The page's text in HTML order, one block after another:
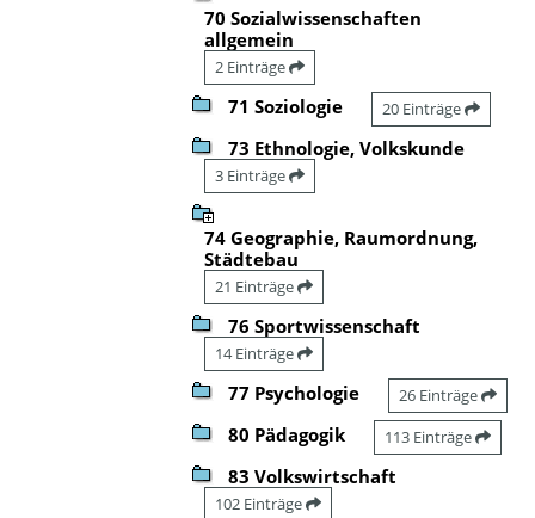
70 Sozialwissenschaften
allgemein
2 Einträge
71 Soziologie 20 Einträge
73 Ethnologie, Volkskunde
3 Einträge
74 Geographie, Raumordnung,
Städtebau
21 Einträge
76 Sportwissenschaft
14 Einträge
77 Psychologie 26 Einträge
80 Pädagogik 113 Einträge
83 Volkswirtschaft
102 Einträge